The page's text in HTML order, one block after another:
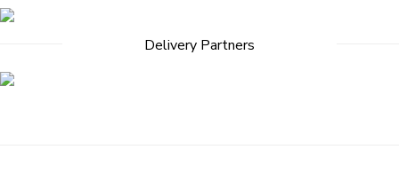
Delivery Partners